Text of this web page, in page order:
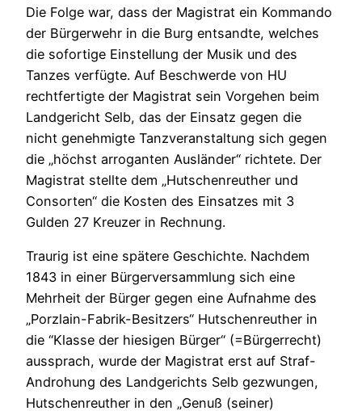
Die Folge war, dass der Magistrat ein Kommando
der Bürgerwehr in die Burg entsandte, welches
die sofortige Einstellung der Musik und des
Tanzes verfügte. Auf Beschwerde von HU
rechtfertigte der Magistrat sein Vorgehen beim
Landgericht Selb, das der Einsatz gegen die
nicht genehmigte Tanzveranstaltung sich gegen
die „höchst arroganten Ausländer“ richtete. Der
Magistrat stellte dem „Hutschenreuther und
Consorten“ die Kosten des Einsatzes mit 3
Gulden 27 Kreuzer in Rechnung.
Traurig ist eine spätere Geschichte. Nachdem
1843 in einer Bürgerversammlung sich eine
Mehrheit der Bürger gegen eine Aufnahme des
„Porzlain-Fabrik-Besitzers“ Hutschenreuther in
die “Klasse der hiesigen Bürger“ (=Bürgerrecht)
aussprach, wurde der Magistrat erst auf Straf-
Androhung des Landgerichts Selb gezwungen,
Hutschenreuther in den „Genuß (seiner)